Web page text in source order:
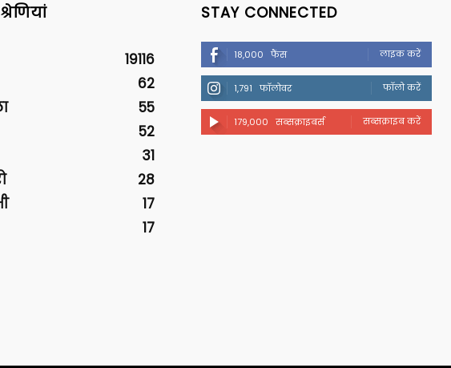
19116
62
55
52
31
28
17
17
STAY CONNECTED
18,000 फैंस लाइक करें
1,791 फॉलोवर फॉलो करें
179,000 सब्सक्राइबर्स सब्सक्राइब करें